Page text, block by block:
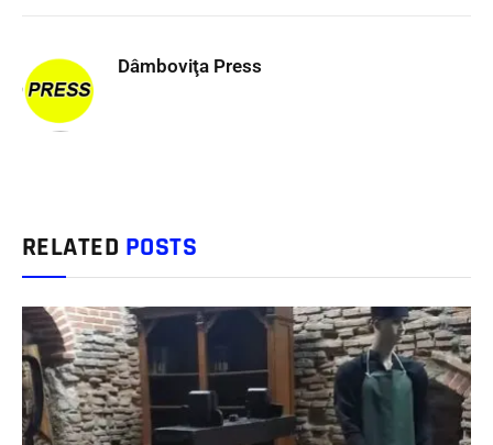
Dâmboviţa Press
RELATED POSTS